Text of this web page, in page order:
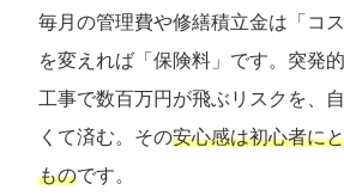
毎月の管理費や修繕積立金は「コ
を変えれば「保険料」です。突発
工事で数百万円が飛ぶリスクを、
くて済む。その安心感は初心者に
ものです。